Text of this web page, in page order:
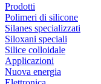
Prodotti
Polimeri di silicone
Silanes specializzati
Siloxani speciali
Silice colloidale
Applicazioni
Nuova energia